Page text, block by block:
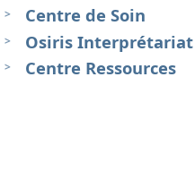
Centre de Soin
Osiris Interprétariat
Centre Ressources